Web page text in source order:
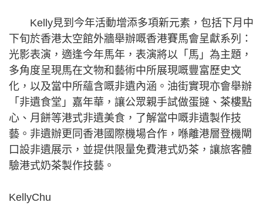
Kelly見到今年活動增添多項新元素，包括下月中
下旬於香港太空館外牆舉辦嘅香港賽馬會呈獻系列：
光影表演，適逢今年馬年，表演將以「馬」為主題，
多角度呈現馬在文物和藝術中所展現嘅豐富歷史文
化，以及當中所蘊含嘅非遺內涵。油街實現亦會舉辦
「非遺食堂」嘉年華，讓公眾親手試做蛋撻、茶樓點
心、月餅等港式非遺美食，了解當中嘅非遺製作技
藝。非遺辦更同香港國際機場合作，喺離港層登機閘
口設非遺展示，並提供限量免費港式奶茶，讓旅客體
驗港式奶茶製作技藝。
KellyChu